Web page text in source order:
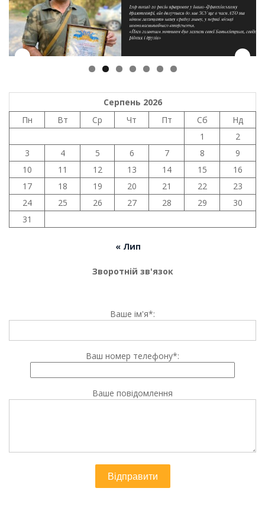
Серпень 2026
Пн
Вт Ср Чт Пт Сб
Нд
1
2
3
4 5 6 7 8
9
10
11 12 13 14 15
16
17
18 19 20 21 22
23
24
25 26 27 28 29
30
31
« Лип
Зворотній зв'язок
Ваше ім'я*:
Ваш номер телефону*:
Ваше повідомлення